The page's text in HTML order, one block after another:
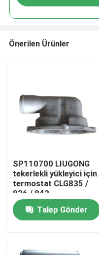
Ev
Ürünler
videolar
Önerilen Ürünler
SP110700 LIUGONG
tekerlekli yükleyici için
termostat CLG835 /
836 / 842
sınıflandırıcı/yol yuvası
CLG418 / 4180D / 612
/ 614
Talep Gönder